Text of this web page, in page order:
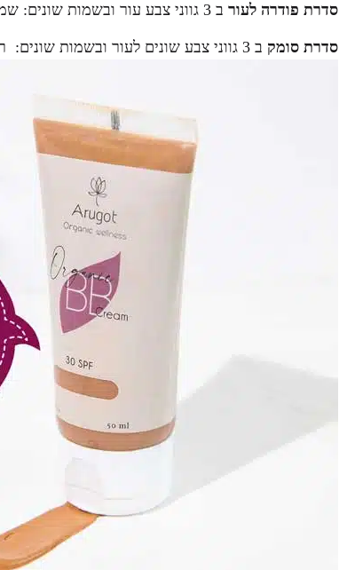
סדרת פודרה לעור ב 3 גווני צבע עור ובשמות שונים: שמפניה, למברוסקו וקאווה,
סדרת סומק ב 3 גווני צבע שונים לעור ובשמות שונים: רוזה, מרלו ושיראז. וכן סדרת הליפ-גלוס.